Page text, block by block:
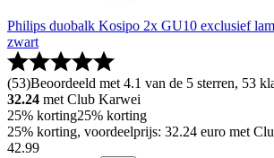
Philips duobalk Kosipo 2x GU10 exclusief
zwart
(53)Beoordeeld met 4.1 van de 5 sterren, 53
32.24 met Club Karwei
25% korting25% korting
25% korting, voordeelprijs: 32.24 euro met
42.99